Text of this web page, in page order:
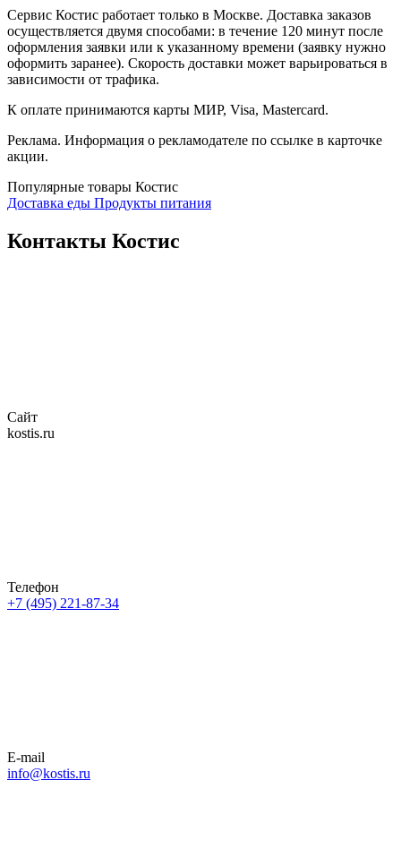
Сервис Костис работает только в Москве. Доставка заказов
осуществляется двумя способами: в течение 120 минут после
оформления заявки или к указанному времени (заявку нужно
оформить заранее). Скорость доставки может варьироваться в
зависимости от трафика.
К оплате принимаются карты МИР, Visa, Mastercard.
Реклама. Информация о рекламодателе по ссылке в карточке
акции.
Популярные товары Костис
Доставка еды Продукты питания
Контакты Костис
Сайт
kostis.ru
Телефон
+7 (495) 221-87-34
E-mail
info@kostis.ru